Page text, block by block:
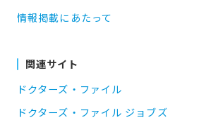
情報掲載にあたって
関連サイト
ドクターズ・ファイル
ドクターズ・ファイル ジョブズ